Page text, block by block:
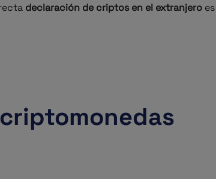
declaración de criptos en el extranjero